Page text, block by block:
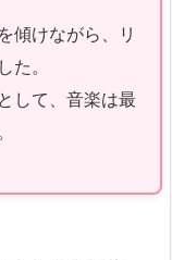
傾けながら、リ
。
して、音楽は最